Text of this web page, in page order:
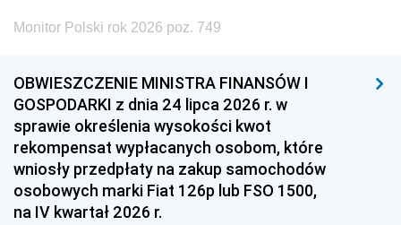
Monitor Polski rok 2026 poz. 749
OBWIESZCZENIE MINISTRA FINANSÓW I
GOSPODARKI z dnia 24 lipca 2026 r. w
sprawie określenia wysokości kwot
rekompensat wypłacanych osobom, które
wniosły przedpłaty na zakup samochodów
osobowych marki Fiat 126p lub FSO 1500,
na IV kwartał 2026 r.